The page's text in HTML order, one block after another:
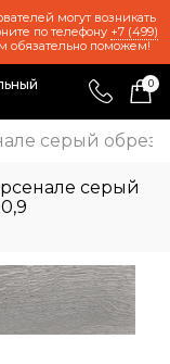
могут возникать
по телефону +7 (499)
обязательно поможем!
0
серый
серый